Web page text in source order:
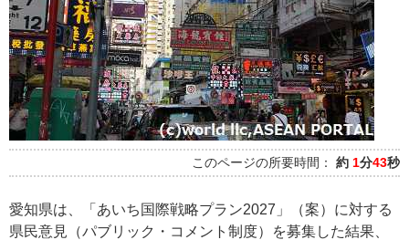
このページの所要時間： 約 1分43秒
愛知県は、「あいち国際戦略プラン2027」（案）に対する
県民意見（パブリック・コメント制度）を募集した結果、